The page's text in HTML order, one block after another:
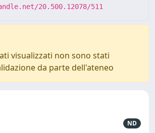
20.500.12078/511
visualizzati non sono stati
da parte dell'ateneo
ND